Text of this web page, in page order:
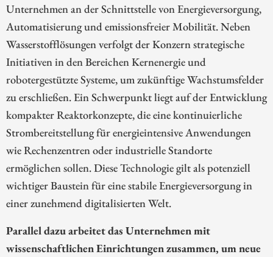
Unternehmen an der Schnittstelle von Energieversorgung,
Automatisierung und emissionsfreier Mobilität. Neben
Wasserstofflösungen verfolgt der Konzern strategische
Initiativen in den Bereichen Kernenergie und
robotergestützte Systeme, um zukünftige Wachstumsfelder
zu erschließen. Ein Schwerpunkt liegt auf der Entwicklung
kompakter Reaktorkonzepte, die eine kontinuierliche
Strombereitstellung für energieintensive Anwendungen
wie Rechenzentren oder industrielle Standorte
ermöglichen sollen. Diese Technologie gilt als potenziell
wichtiger Baustein für eine stabile Energieversorgung in
einer zunehmend digitalisierten Welt.
Parallel dazu arbeitet das Unternehmen mit
wissenschaftlichen Einrichtungen zusammen, um neue